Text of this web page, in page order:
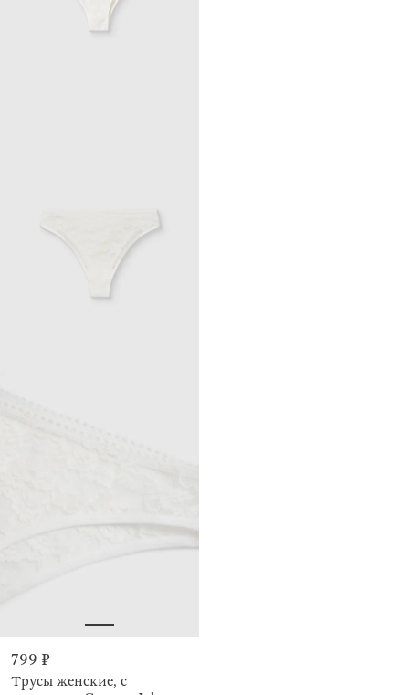
799 ₽
Трусы женские, с